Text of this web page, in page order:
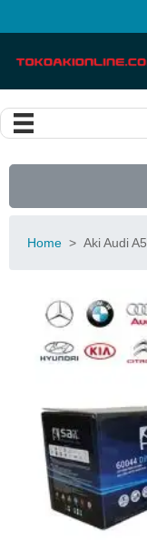
Home > Aki Audi A5